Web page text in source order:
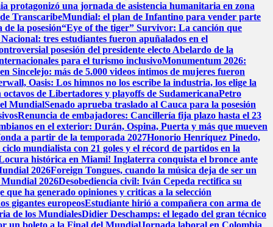
protagonizó una jornada de asistencia humanitaria en zona
TranscaribeMundial: el plan de Infantino para vender parte
la posesión“Eye of the tiger” Survivor: La canción que
tres estudiantes fueron apuñalados en el
posesión del presidente electo Abelardo de la
para el turismo inclusivoMonumentum 2026:
Sincelejo: más de 5.000 videos íntimos de mujeres fueron
Oasis: Los himnos no los escribe la industria, los elige la
de Libertadores y playoffs de SudamericanaPetro
MundialSenado aprueba traslado al Cauca para la posesión
Renuncia de embajadores: Cancillería fija plazo hasta el 23
en el exterior: Durán, Ospina, Puerta y más que mueven
a partir de la temporada 2027Honorio Henríquez Pinedo,
mundialista con 21 goles y el récord de partidos en la
histórica en Miami! Inglaterra conquista el bronce ante
2026Foreign Tongues, cuando la música deja de ser un
2026Desobediencia civil: Iván Cepeda rectifica su
ha generado opiniones y criticas a la selección
gigantes europeosEstudiante hirió a compañera con arma de
de los MundialesDidier Deschamps: el legado del gran técnico